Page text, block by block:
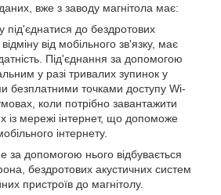
вже з заводу магнітола має:
під'єднатися до бездротових
від мобільного зв'язку, має
Під'єднання за допомогою
у разі тривалих зупинок у
безплатними точками доступу Wi-
коли потрібно завантажити
із мережі інтернет, що допоможе
інтернету.
за допомогою нього відбувається
бездротових акустичних систем
пристроїв до магнітолу.